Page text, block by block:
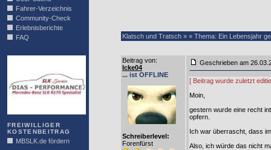
Fahrer-Verzeichnis
Community-Check
Erlebnisberichte
FAQ
FREIWILLIGER
KOSTENBEITRAG
MBSLK.de fördern
Klatsch und Tratsch » » Thema: Ein Lebensjahr
Beitrag von:
Icke04
... ist OFFLINE
Schreiberlevel:
Forenfürst
Geschrieben am
[ Beitrag wurde zuletzt
Moin,
gestern wurde eine recht
opfern.
Ich war überrascht, dass
Also, ich würde das nicht